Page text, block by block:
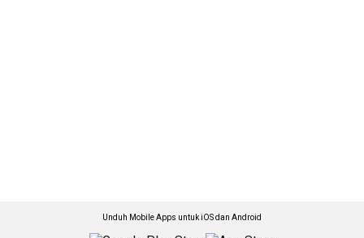
Unduh Mobile Apps untuk iOS dan Android